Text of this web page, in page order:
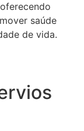
saúde
de vida.